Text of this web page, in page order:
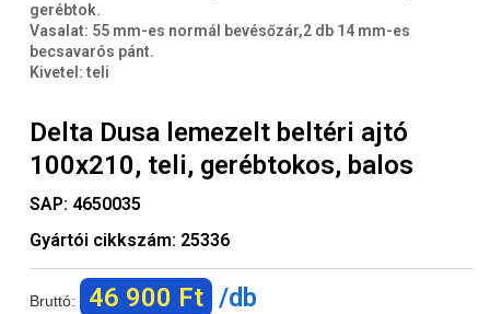
gerébtok.
Vasalat: 55 mm-es normál bevésőzár,2 db 14 mm-es
becsavarós pánt.
Kivetel: teli
Delta Dusa lemezelt beltéri ajtó
100x210, teli, gerébtokos, balos
SAP: 4650035
Gyártói cikkszám: 25336
Bruttó: 46 900 Ft /db